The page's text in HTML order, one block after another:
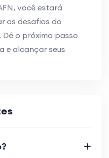
você estará
os desafios do
o próximo passo
e alcançar seus